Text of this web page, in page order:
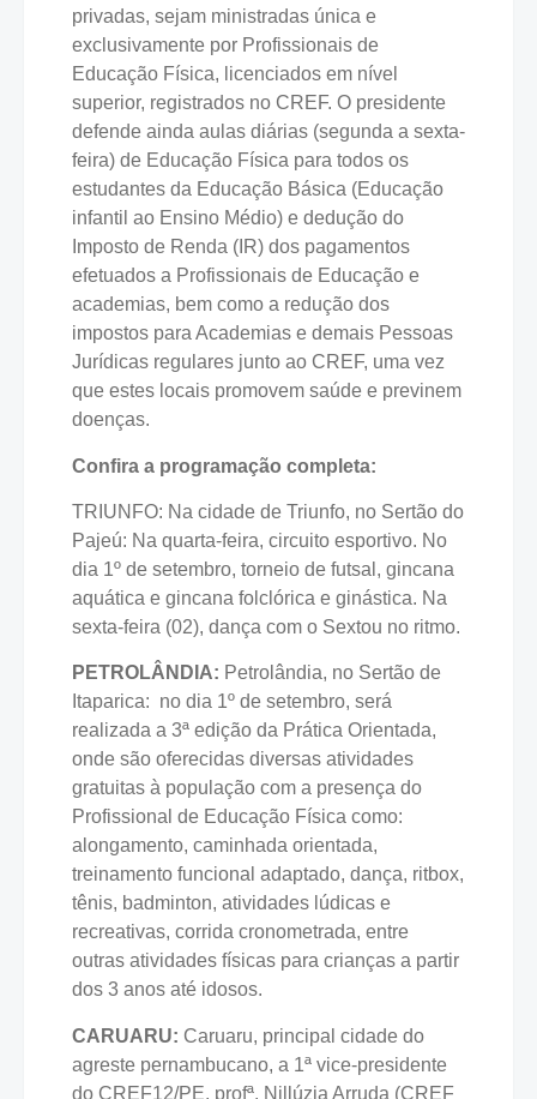
privadas, sejam ministradas única e
exclusivamente por Profissionais de
Educação Física, licenciados em nível
superior, registrados no CREF. O presidente
defende ainda aulas diárias (segunda a sexta-
feira) de Educação Física para todos os
estudantes da Educação Básica (Educação
infantil ao Ensino Médio) e dedução do
Imposto de Renda (IR) dos pagamentos
efetuados a Profissionais de Educação e
academias, bem como a redução dos
impostos para Academias e demais Pessoas
Jurídicas regulares junto ao CREF, uma vez
que estes locais promovem saúde e previnem
doenças.
Confira a programação completa:
TRIUNFO: Na cidade de Triunfo, no Sertão do
Pajeú: Na quarta-feira, circuito esportivo. No
dia 1º de setembro, torneio de futsal, gincana
aquática e gincana folclórica e ginástica. Na
sexta-feira (02), dança com o Sextou no ritmo.
PETROLÂNDIA: Petrolândia, no Sertão de
Itaparica: no dia 1º de setembro, será
realizada a 3ª edição da Prática Orientada,
onde são oferecidas diversas atividades
gratuitas à população com a presença do
Profissional de Educação Física como:
alongamento, caminhada orientada,
treinamento funcional adaptado, dança, ritbox,
tênis, badminton, atividades lúdicas e
recreativas, corrida cronometrada, entre
outras atividades físicas para crianças a partir
dos 3 anos até idosos.
CARUARU: Caruaru, principal cidade do
agreste pernambucano, a 1ª vice-presidente
do CREF12/PE, profª. Nillúzia Arruda (CREF